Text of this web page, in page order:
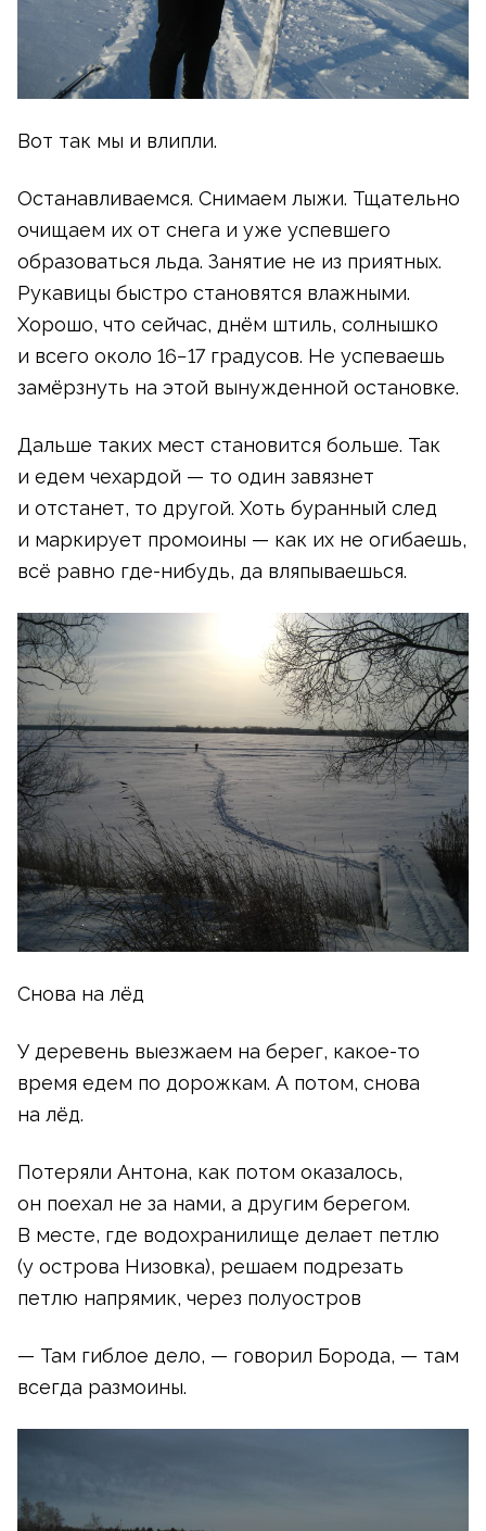
Вот так мы и влипли.
Останавливаемся. Снимаем лыжи. Тщательно
очищаем их от снега и уже успевшего
образоваться льда. Занятие не из приятных.
Рукавицы быстро становятся влажными.
Хорошо, что сейчас, днём штиль, солнышко
и всего около 16−17 градусов. Не успеваешь
замёрзнуть на этой вынужденной остановке.
Дальше таких мест становится больше. Так
и едем чехардой — то один завязнет
и отстанет, то другой. Хоть буранный след
и маркирует промоины — как их не огибаешь,
всё равно где-нибудь, да вляпываешься.
Снова на лёд
У деревень выезжаем на берег, какое-то
время едем по дорожкам. А потом, снова
на лёд.
Потеряли Антона, как потом оказалось,
он поехал не за нами, а другим берегом.
В месте, где водохранилище делает петлю
(у острова Низовка), решаем подрезать
петлю напрямик, через полуостров
— Там гиблое дело, — говорил Борода, — там
всегда размоины.